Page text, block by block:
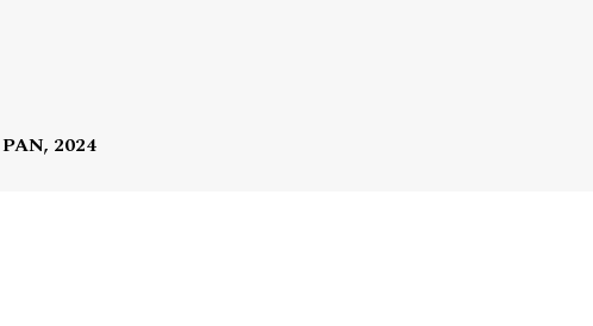
2024